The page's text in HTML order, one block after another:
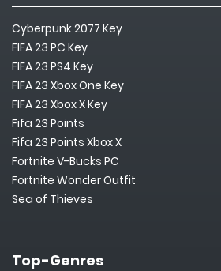
Cyberpunk 2077 Key
FIFA 23 PC Key
FIFA 23 PS4 Key
FIFA 23 Xbox One Key
FIFA 23 Xbox X Key
Fifa 23 Points
Fifa 23 Points Xbox X
Fortnite V-Bucks PC
Fortnite Wonder Outfit
Sea of Thieves
Top-Genres